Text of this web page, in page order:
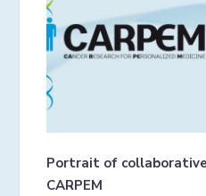
Portrait of
CARPEM